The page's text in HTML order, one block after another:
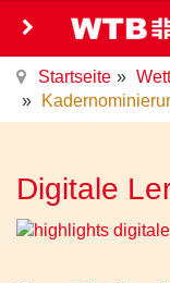
Startseite
Digitale